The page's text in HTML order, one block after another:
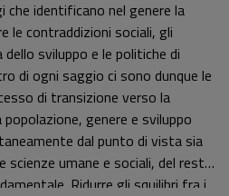
identificano nel genere la
le contraddizioni sociali, gli
sviluppo e le politiche di
di ogni saggio ci sono dunque le
di transizione verso la
genere e sviluppo
dal punto di vista sia
umane e sociali, del resto,
Ridurre gli squilibri fra i